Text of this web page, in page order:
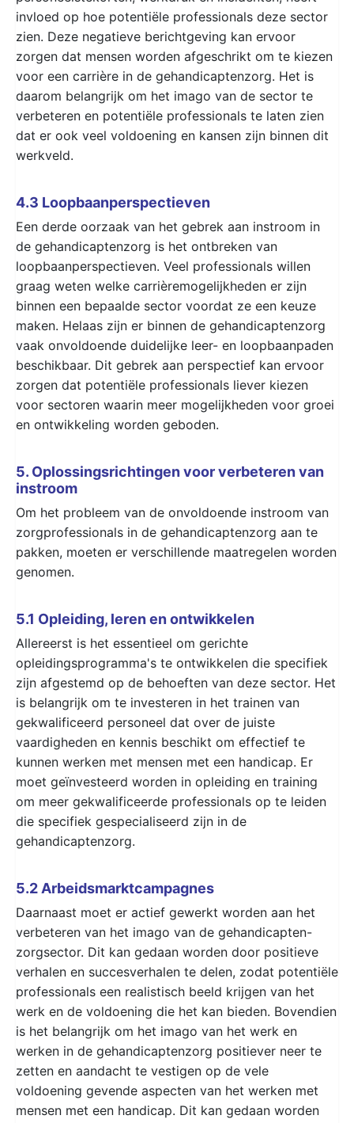
invloed op hoe potentiële professionals deze sector
zien. Deze negatieve berichtgeving kan ervoor
zorgen dat mensen worden afgeschrikt om te kiezen
voor een carrière in de gehandicaptenzorg. Het is
daarom belangrijk om het imago van de sector te
verbeteren en potentiële professionals te laten zien
dat er ook veel voldoening en kansen zijn binnen dit
werkveld.
4.3 Loopbaanperspectieven
Een derde oorzaak van het gebrek aan instroom in
de gehandicaptenzorg is het ontbreken van
loopbaanperspectieven. Veel professionals willen
graag weten welke carrièremogelijkheden er zijn
binnen een bepaalde sector voordat ze een keuze
maken. Helaas zijn er binnen de gehandicaptenzorg
vaak onvoldoende duidelijke leer- en loopbaanpaden
beschikbaar. Dit gebrek aan perspectief kan ervoor
zorgen dat potentiële professionals liever kiezen
voor sectoren waarin meer mogelijkheden voor groei
en ontwikkeling worden geboden.
5. Oplossingsrichtingen voor verbeteren van
instroom
Om het probleem van de onvoldoende instroom van
zorgprofessionals in de gehandicaptenzorg aan te
pakken, moeten er verschillende maatregelen worden
genomen.
5.1 Opleiding, leren en ontwikkelen
Allereerst is het essentieel om gerichte
opleidingsprogramma's te ontwikkelen die specifiek
zijn afgestemd op de behoeften van deze sector. Het
is belangrijk om te investeren in het trainen van
gekwalificeerd personeel dat over de juiste
vaardigheden en kennis beschikt om effectief te
kunnen werken met mensen met een handicap. Er
moet geïnvesteerd worden in opleiding en training
om meer gekwalificeerde professionals op te leiden
die specifiek gespecialiseerd zijn in de
gehandicaptenzorg.
5.2 Arbeidsmarktcampagnes
Daarnaast moet er actief gewerkt worden aan het
verbeteren van het imago van de gehandicapten-
zorgsector. Dit kan gedaan worden door positieve
verhalen en succesverhalen te delen, zodat potentiële
professionals een realistisch beeld krijgen van het
werk en de voldoening die het kan bieden. Bovendien
is het belangrijk om het imago van het werk en
werken in de gehandicaptenzorg positiever neer te
zetten en aandacht te vestigen op de vele
voldoening gevende aspecten van het werken met
mensen met een handicap. Dit kan gedaan worden